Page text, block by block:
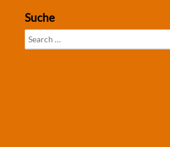
Suche
Search
for: